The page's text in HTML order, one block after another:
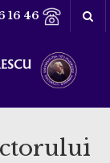
16 46